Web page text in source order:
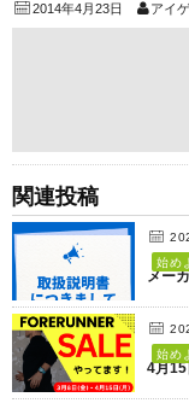
2014年4月23日 アイ
関連投稿
始め
メー
始め
4月15